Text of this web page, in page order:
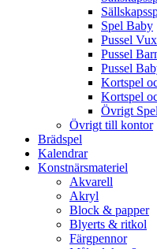
Spel Baby
Pussel
Pussel
Pussel
Kortspel
Kortspel
Övrigt
Övrigt till kontor
Brädspel
Kalendrar
Konstnärsmateriel
Akvarell
Akryl
Block & papper
Blyerts & ritkol
Färgpennor